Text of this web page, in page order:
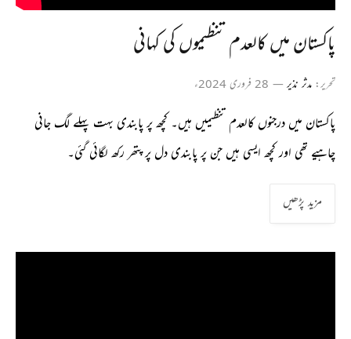
پاکستان میں کالعدم تنظیموں کی کہانی
تحریر: مدثر نذیر 28 فروری 2024ء
پاکستان میں درجنوں کالعدم تنظیمیں ہیں۔ کچھ پر پابندی بہت پہلے لگ جانی
چاہیے تھی اور کچھ ایسی ہیں جن پر پابندی دل پر پتھر رکھ لگائی گئی۔
مزید پڑھیں